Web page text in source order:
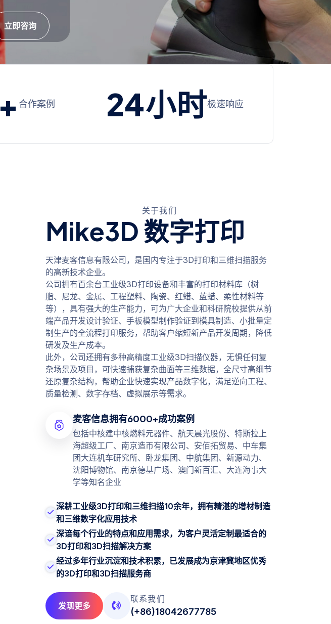
立即咨询
立即咨询
+ 合作案例 24小时极速响应
关于我们
Mike3D 数字打印
天津麦客信息有限公司，是国内专注于3D打印和三维扫描服务
的高新技术企业。
公司拥有百余台工业级3D打印设备和丰富的打印材料库（树
脂、尼龙、金属、工程塑料、陶瓷、红蜡、蓝蜡、柔性材料等
等），具有强大的生产能力，可为广大企业和科研院校提供从前
端产品开发设计验证、手板模型制作验证到模具制造、小批量定
制生产的全流程打印服务，帮助客户缩短新产品开发周期，降低
研发及生产成本。
此外，公司还拥有多种高精度工业级3D扫描仪器，无惧任何复
杂场景及项目，可快速捕获复杂曲面等三维数据，全尺寸高细节
还原复杂结构，帮助企业快速实现产品数字化，满足逆向工程、
质量检测、数字存档、虚拟展示等需求。
麦客信息拥有6000+成功案例
包括中核建中核燃料元器件、航天晨光股份、特斯拉上
海超级工厂、南京造币有限公司、安佰拓贸易、中车集
团大连机车研究所、卧龙集团、中航集团、新源动力、
沈阳博物馆、南京德基广场、澳门新百汇、大连海事大
学等知名企业
深耕工业级3D打印和三维扫描10余年，拥有精湛的增材制造
和三维数字化应用技术
深谙每个行业的特点和应用需求，为客户灵活定制最适合的
3D打印和3D扫描解决方案
经过多年行业沉淀和技术积累，已发展成为京津冀地区优秀
的3D打印和3D扫描服务商
发现更多
联系我们
(+86)18042677785